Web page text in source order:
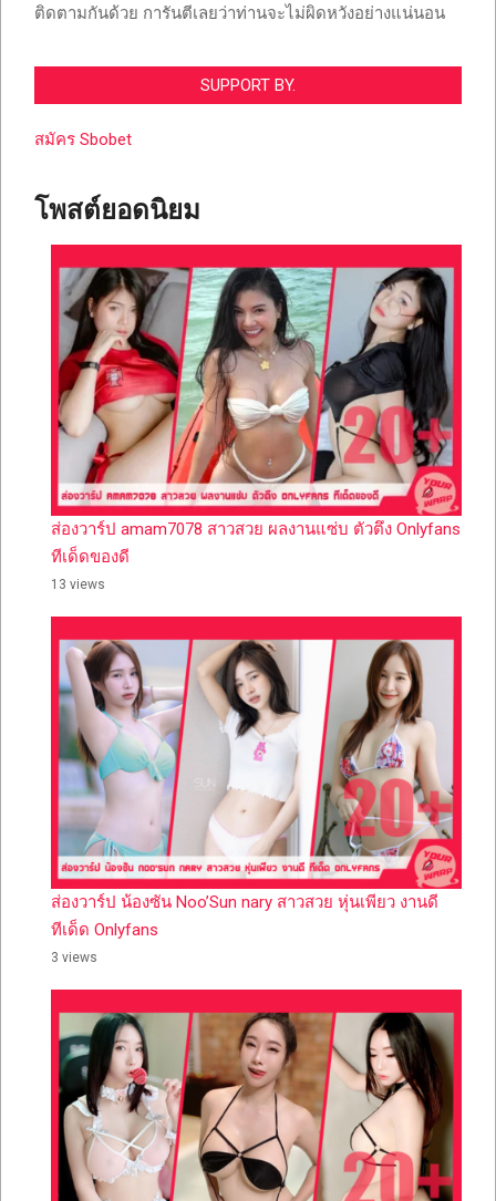
ติดตามกันด้วย การันตีเลยว่าท่านจะไม่ผิดหวังอย่างแน่นอน
SUPPORT BY.
สมัคร Sbobet
โพสต์ยอดนิยม
ส่องวาร์ป amam7078 สาวสวย ผลงานแซ่บ ตัวตึง Onlyfans
ทีเด็ดของดี
13 views
ส่องวาร์ป น้องซัน Noo’Sun nary สาวสวย หุ่นเพียว งานดี
ทีเด็ด Onlyfans
3 views